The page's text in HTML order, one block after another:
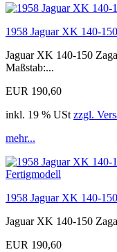
1958 Jaguar XK 140-
Jaguar XK 140-150
Maßstab:...
EUR 190,60
inkl. 19 % USt zzgl.
mehr...
1958 Jaguar XK 140-
Jaguar XK 140-150
EUR 190,60